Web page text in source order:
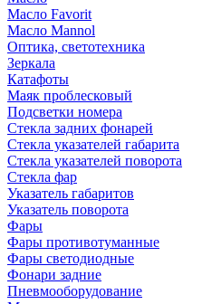
Масло Favorit
Масло Mannol
Оптика, светотехника
Зеркала
Катафоты
Маяк проблесковый
Подсветки номера
Стекла задних фонарей
Стекла указателей габарита
Стекла указателей поворота
Стекла фар
Указатель габаритов
Указатель поворота
Фары
Фары противотуманные
Фары светодиодные
Фонари задние
Пневмооборудование